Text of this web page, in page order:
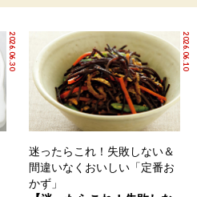
2026.06.30 2026.06.10
迷ったらこれ！失敗しない＆
間違いなくおいしい「定番お
かず」